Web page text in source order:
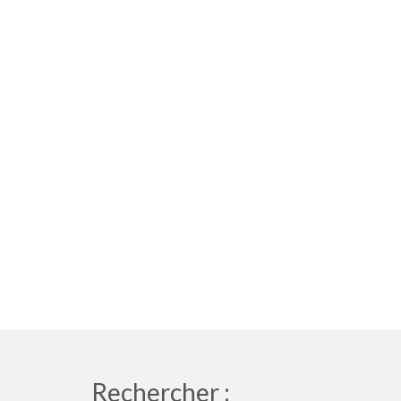
Rechercher :